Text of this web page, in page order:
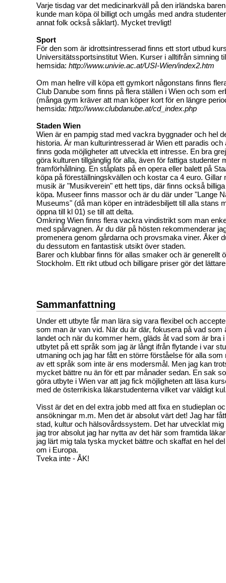
Varje tisdag var det medicinarkväll på den irländska
kunde man köpa öl billigt och umgås med andra
annat folk också såklart). Mycket trevligt!
Sport
För den som är idrottsintresserad finns ett stort utbud
Universitätssportsinstitut Wien. Kurser i alltifrån simning
hemsida: http://www.univie.ac.at/USI-Wien/index2.htm
Om man hellre vill köpa ett gymkort någonstans finns
Club Danube som finns på flera ställen i Wien och som
(många gym kräver att man köper kort för en längre
hemsida: http://www.clubdanube.at/cd_index.php
Staden Wien
Wien är en pampig stad med vackra byggnader och hel
historia. Är man kulturintresserad är Wien ett paradis och
finns goda möjligheter att utveckla ett intresse. En bra
göra kulturen tillgänglig för alla, även för fattiga studenter
framförhållning. En ståplats på en opera eller balett på
köpa på föreställningskvällen och kostar ca 4 euro. Gillar
musik är "Musikverein" ett hett tips, där finns också
köpa. Museer finns massor och är du där under "Lange
Museums" (då man köper en inträdesbiljett till alla stans
öppna till kl 01) se till att delta.
Omkring Wien finns flera vackra vindistrikt som man
med spårvagnen. Är du där på hösten rekommenderar
promenera genom gårdarna och provsmaka viner. Åker
du dessutom en fantastisk utsikt över staden.
Barer och klubbar finns för allas smaker och är generellt
Stockholm. Ett rikt utbud och billigare priser gör det
Sammanfattning
Under ett utbyte får man lära sig vara flexibel och
som man är van vid. När du är där, fokusera på vad som
landet och när du kommer hem, gläds åt vad som är bra
utbytet på ett språk som jag är långt ifrån flytande i var
utmaning och jag har fått en större förståelse för alla
av ett språk som inte är ens modersmål. Men jag kan
mycket bättre nu än för ett par månader sedan. En sak
göra utbyte i Wien var att jag fick möjligheten att läsa
med de österrikiska läkarstudenterna vilket var väldigt
Visst är det en del extra jobb med att fixa en studieplan
ansökningar m.m. Men det är absolut värt det! Jag har
stad, kultur och hälsovårdssystem. Det har utvecklat
jag tror absolut jag har nytta av det här som framtida
jag lärt mig tala tyska mycket bättre och skaffat en hel
om i Europa.
Tveka inte - ÅK!